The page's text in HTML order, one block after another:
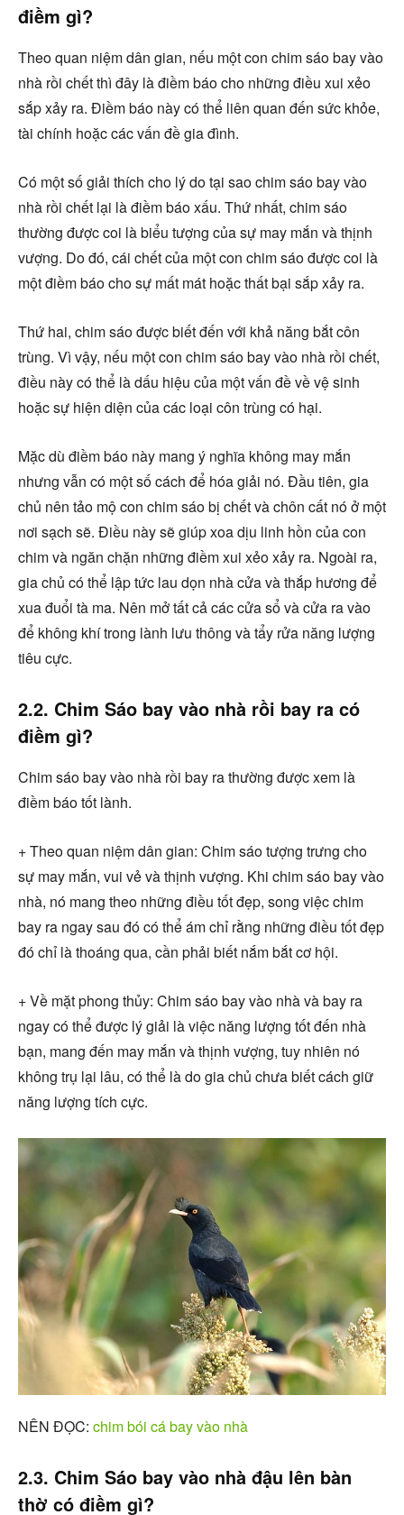
điềm gì?
Theo quan niệm dân gian, nếu một con chim sáo bay vào
nhà rồi chết thì đây là điềm báo cho những điều xui xẻo
sắp xảy ra. Điềm báo này có thể liên quan đến sức khỏe,
tài chính hoặc các vấn đề gia đình.
Có một số giải thích cho lý do tại sao chim sáo bay vào
nhà rồi chết lại là điềm báo xấu. Thứ nhất, chim sáo
thường được coi là biểu tượng của sự may mắn và thịnh
vượng. Do đó, cái chết của một con chim sáo được coi là
một điềm báo cho sự mất mát hoặc thất bại sắp xảy ra.
Thứ hai, chim sáo được biết đến với khả năng bắt côn
trùng. Vì vậy, nếu một con chim sáo bay vào nhà rồi chết,
điều này có thể là dấu hiệu của một vấn đề về vệ sinh
hoặc sự hiện diện của các loại côn trùng có hại.
Mặc dù điềm báo này mang ý nghĩa không may mắn
nhưng vẫn có một số cách để hóa giải nó. Đầu tiên, gia
chủ nên tảo mộ con chim sáo bị chết và chôn cất nó ở một
nơi sạch sẽ. Điều này sẽ giúp xoa dịu linh hồn của con
chim và ngăn chặn những điềm xui xẻo xảy ra. Ngoài ra,
gia chủ có thể lập tức lau dọn nhà cửa và thắp hương để
xua đuổi tà ma. Nên mở tất cả các cửa sổ và cửa ra vào
để không khí trong lành lưu thông và tẩy rửa năng lượng
tiêu cực.
2.2. Chim Sáo bay vào nhà rồi bay ra có
điềm gì?
Chim sáo bay vào nhà rồi bay ra thường được xem là
điềm báo tốt lành.
+ Theo quan niệm dân gian: Chim sáo tượng trưng cho
sự may mắn, vui vẻ và thịnh vượng. Khi chim sáo bay vào
nhà, nó mang theo những điều tốt đẹp, song việc chim
bay ra ngay sau đó có thể ám chỉ rằng những điều tốt đẹp
đó chỉ là thoáng qua, cần phải biết nắm bắt cơ hội.
+ Về mặt phong thủy: Chim sáo bay vào nhà và bay ra
ngay có thể được lý giải là việc năng lượng tốt đến nhà
bạn, mang đến may mắn và thịnh vượng, tuy nhiên nó
không trụ lại lâu, có thể là do gia chủ chưa biết cách giữ
năng lượng tích cực.
NÊN ĐỌC: chim bói cá bay vào nhà
2.3. Chim Sáo bay vào nhà đậu lên bàn
thờ có điềm gì?